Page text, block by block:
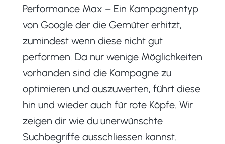
Performance Max – Ein Kampagnentyp
von Google der die Gemüter erhitzt,
zumindest wenn diese nicht gut
performen. Da nur wenige Möglichkeiten
vorhanden sind die Kampagne zu
optimieren und auszuwerten, führt diese
hin und wieder auch für rote Köpfe. Wir
zeigen dir wie du unerwünschte
Suchbegriffe ausschliessen kannst.